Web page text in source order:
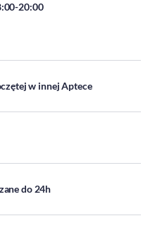
Małoletnich
20:00
w innej Aptece
do 24h